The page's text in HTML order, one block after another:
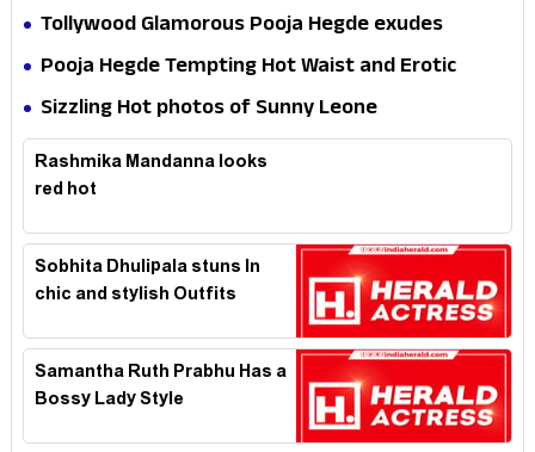
Tollywood Glamorous Pooja Hegde exudes
Hotness
Pooja Hegde Tempting Hot Waist and Erotic
Expression in Black Saree
Sizzling Hot photos of Sunny Leone
Rashmika Mandanna looks
red hot
Sobhita Dhulipala stuns In
chic and stylish Outfits
Samantha Ruth Prabhu Has a
Bossy Lady Style